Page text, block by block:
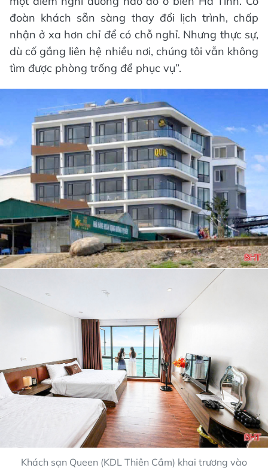
đoàn khách sẵn sàng thay đổi lịch trình, chấp
nhận ở xa hơn chỉ để có chỗ nghỉ. Nhưng thực sự,
dù cố gắng liên hệ nhiều nơi, chúng tôi vẫn không
tìm được phòng trống để phục vụ”.
Khách sạn Queen (KDL Thiên Cầm) khai trương vào